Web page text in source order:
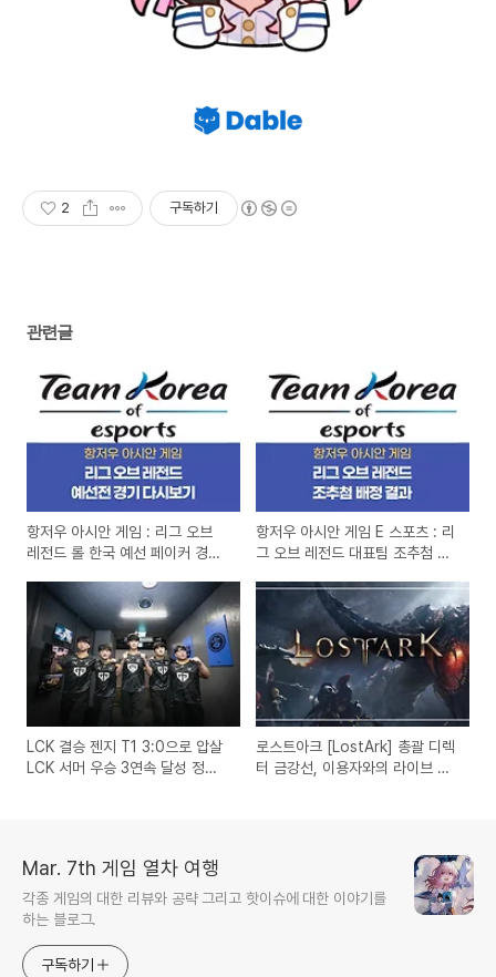
2 구독하기
관련글
항저우 아시안 게임 : 리그 오브
레전드 롤 한국 예선 페이커 경기
항저우 아시안 게임 E 스포츠 : 리
그 오브 레전드 대표팀 조추첨 배
LCK 결승 젠지 T1 3:0으로 압살
LCK 서머 우승 3연속 달성 정글
로스트아크 [LostArk] 총괄 디렉
터 금강선, 이용자와의 라이브 방
Mar. 7th 게임 열차 여행
각종 게임의 대한 리뷰와 공략 그리고 핫이슈에 대한 이야기를
하는 블로그.
구독하기